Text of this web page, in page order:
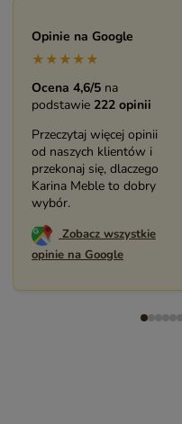
Opinie na Google
★★★★★
Ocena 4,6/5 na
podstawie 222 opinii
Przeczytaj więcej opinii
od naszych klientów i
przekonaj się, dlaczego
Karina Meble to dobry
wybór.
Zobacz wszystkie
opinie na Google
Maryla Maj
★★★★★
Duży i piękny asortyment
sklepu. Miła i pomocna
bardzo mnie cieszy.
Dziękuję. Polecam.
Zobacz opinię